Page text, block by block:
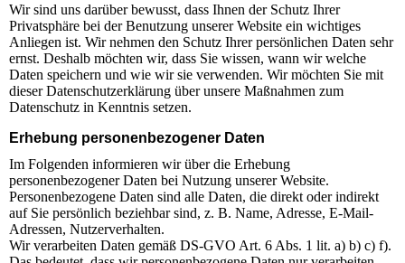
Wir sind uns darüber bewusst, dass Ihnen der Schutz Ihrer
Privatsphäre bei der Benutzung unserer Website ein wichtiges
Anliegen ist. Wir nehmen den Schutz Ihrer persönlichen Daten sehr
ernst. Deshalb möchten wir, dass Sie wissen, wann wir welche
Daten speichern und wie wir sie verwenden. Wir möchten Sie mit
dieser Datenschutzerklärung über unsere Maßnahmen zum
Datenschutz in Kenntnis setzen.
Erhebung personenbezogener Daten
Im Folgenden informieren wir über die Erhebung
personenbezogener Daten bei Nutzung unserer Website.
Personenbezogene Daten sind alle Daten, die direkt oder indirekt
auf Sie persönlich beziehbar sind, z. B. Name, Adresse, E-Mail-
Adressen, Nutzerverhalten.
Wir verarbeiten Daten gemäß DS-GVO Art. 6 Abs. 1 lit. a) b) c) f).